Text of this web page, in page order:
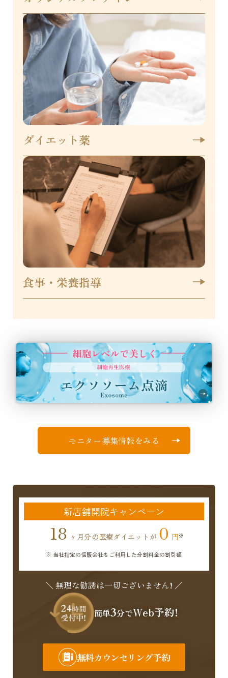
ダイエット薬
食事・栄養指導
モニター募集情報をみる
新店舗開院キャンペーン
18 ヶ月分の医療ダイエットが 0 円
※ 当社指定の信販会社をご利用した分割料金の割引額
＼ 無理な勧誘は一切ございません! ／
簡単3分でWeb予約!
無料カウンセリング予約